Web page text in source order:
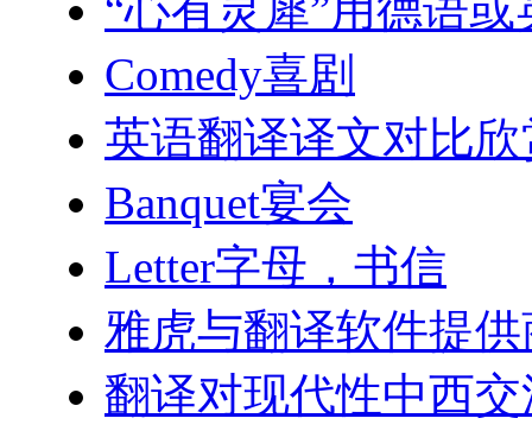
Comedy喜剧
英语翻译译文对比
Banquet宴会
Letter字母，书信
雅虎与翻译软件提
翻译对现代性中西